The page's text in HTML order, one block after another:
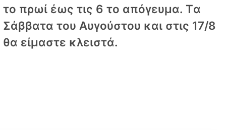
το πρωί έως τις 6 το απόγευμα. Tα
Σάββατα του Αυγούστου και στις 17/8
θα είμαστε κλειστά.